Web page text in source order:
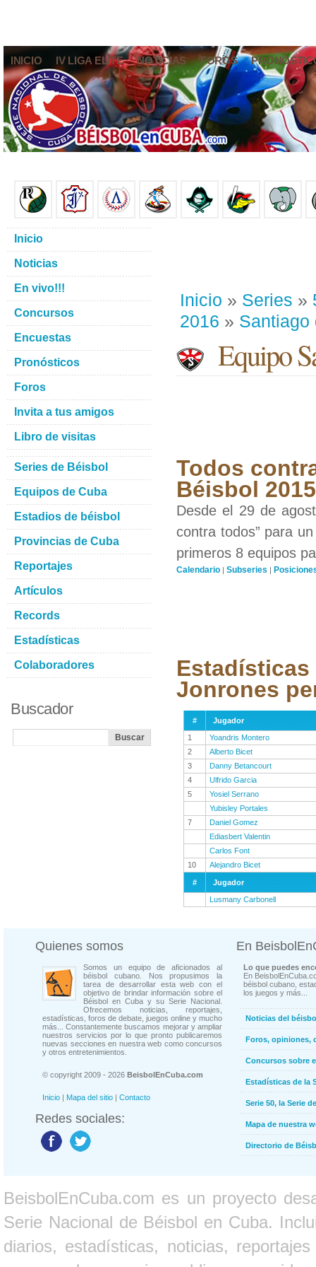
INICIO IV LIGA ELITE NOTICIAS FOROS
Inicio » Series »
2016 » Santiago
Equipo
Todos
Béisbol
Desde el 29 de
contra todos” para
primeros 8 equipos
Calendario | Subseries |
Jonrones
#
Jugador
1
Yoandris Montero
2
Alberto Bicet
3
Danny Betancourt
4
Ulfrido Garcia
5
Yosiel Serrano
Yubisley Portales
7
Daniel Gomez
Ediasbert Valentin
Carlos Font
10
Alejandro Bicet
#
Jugador
Lusmany Carbonell
Inicio
Noticias
En vivo!!!
Concursos
Encuestas
Pronósticos
Foros
Invita a tus amigos
Libro de visitas
Series de Béisbol
Equipos de Cuba
Estadios de béisbol
Provincias de Cuba
Reportajes
Artículos
Records
Estadísticas
Colaboradores
Buscador
Quienes somos
Somos un equipo de aficionados al
béisbol cubano. Nos propusimos la
tarea de desarrollar esta web con el
objetivo de brindar información sobre el
Béisbol en Cuba y su Serie Nacional.
Ofrecemos noticias, reportajes,
estadísticas, foros de debate, juegos online y mucho
más... Constantemente buscamos mejorar y ampliar
nuestros servicios por lo que pronto publicaremos
nuevas secciones en nuestra web como concursos
y otros entretenimientos.
© copyright 2009 - 2026 BeisbolEnCuba.com
Inicio | Mapa del sitio | Contacto
Redes sociales:
En
Lo que puedes
En
béisbol cubano,
los juegos y más...
Noticias del
Foros, opiniones,
Concursos sobre
Estadísticas de la
Serie 50, la Serie
Mapa de nuestra
Directorio de
BeisbolEnCuba.com es un proyecto
Serie Nacional de Béisbol en Cuba.
diarios, estadísticas, noticias,